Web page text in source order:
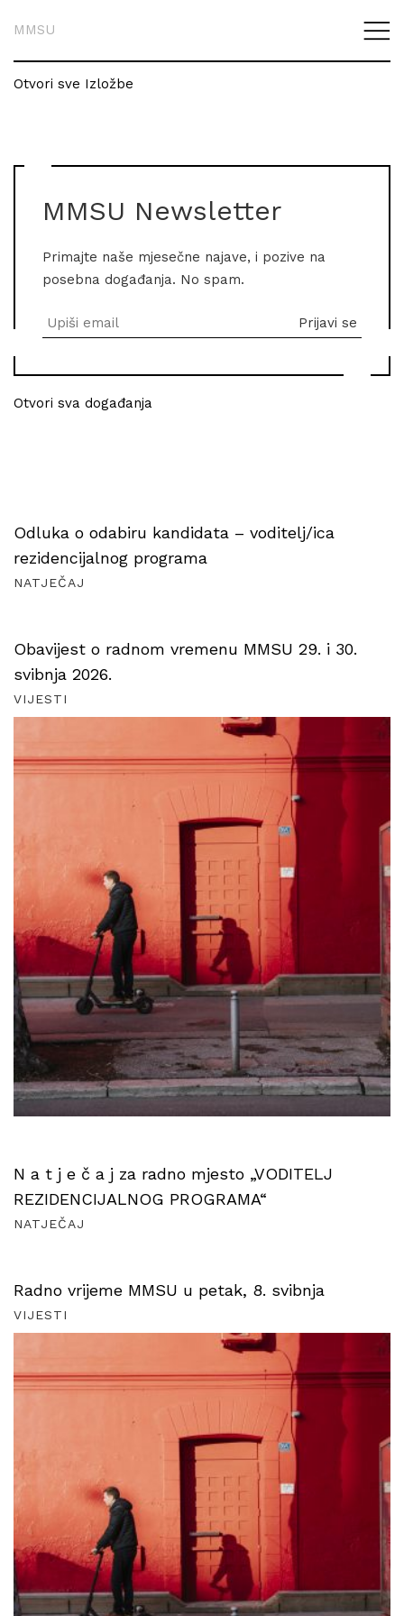
MMSU
Otvori sve Izložbe
MMSU Newsletter
Primajte naše mjesečne najave, i pozive na
posebna događanja. No spam.
Otvori sva događanja
Odluka o odabiru kandidata – voditelj/ica
rezidencijalnog programa
NATJEČAJ
Obavijest o radnom vremenu MMSU 29. i 30.
svibnja 2026.
VIJESTI
N a t j e č a j za radno mjesto „VODITELJ
REZIDENCIJALNOG PROGRAMA“
NATJEČAJ
Radno vrijeme MMSU u petak, 8. svibnja
VIJESTI